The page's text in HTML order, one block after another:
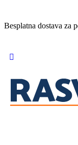
Besplatna dostava za